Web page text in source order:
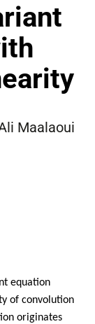
Maalaoui
equation
of convolution
originates